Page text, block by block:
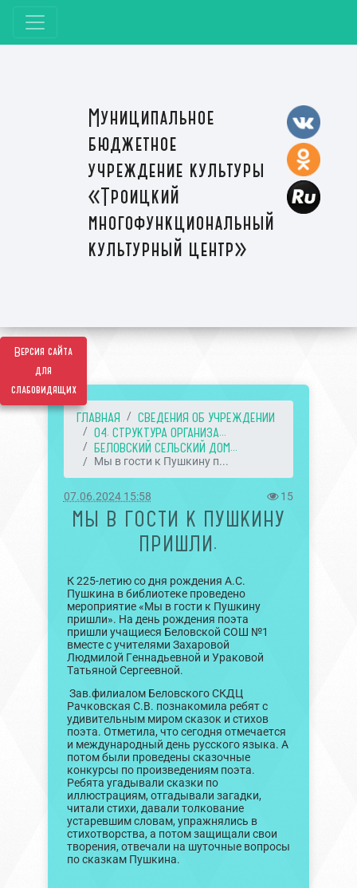
Версия сайта
для
слабовидящих
Муниципальное
бюджетное
учреждение культуры
«Троицкий
многофункциональный
культурный центр»
ГЛАВНАЯ
СВЕДЕНИЯ ОБ УЧРЕЖДЕНИИ
04. СТРУКТУРА ОРГАНИЗА...
БЕЛОВСКИЙ СЕЛЬСКИЙ ДОМ...
Мы в гости к Пушкину п...
07.06.2024 15:58 15
МЫ В ГОСТИ К ПУШКИНУ
ПРИШЛИ.
К 225-летию со дня рождения А.С.
Пушкина в библиотеке проведено
мероприятие «Мы в гости к Пушкину
пришли». На день рождения поэта
пришли учащиеся Беловской СОШ №1
вместе с учителями Захаровой
Людмилой Геннадьевной и Ураковой
Татьяной Сергеевной.
Зав.филиалом Беловского СКДЦ
Рачковская С.В. познакомила ребят с
удивительным миром сказок и стихов
поэта. Отметила, что сегодня отмечается
и международный день русского языка. А
потом были проведены сказочные
конкурсы по произведениям поэта.
Ребята угадывали сказки по
иллюстрациям, отгадывали загадки,
читали стихи, давали толкование
устаревшим словам, упражнялись в
стихотворства, а потом защищали свои
творения, отвечали на шуточные вопросы
по сказкам Пушкина.